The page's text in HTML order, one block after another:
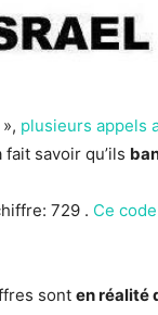
», plusieurs appels
savoir qu’ils
729 . Ce
sont en réalité